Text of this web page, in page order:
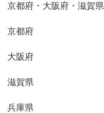
京都府・大阪府・滋賀県
京都府
大阪府
滋賀県
兵庫県